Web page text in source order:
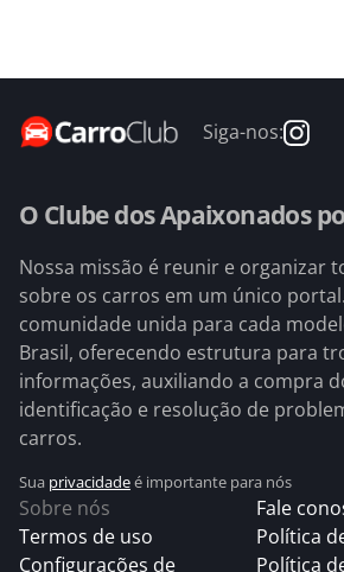
Siga-nos:
O Clube dos Apaixonados
Nossa missão é reunir e organizar
sobre os carros em um único
comunidade unida para cada
Brasil, oferecendo estrutura para
informações, auxiliando a compra
identificação e resolução de
carros.
Sua privacidadeé importante para nós
Sobre nós
Termos de uso
Configurações de
Fale
Política
Política